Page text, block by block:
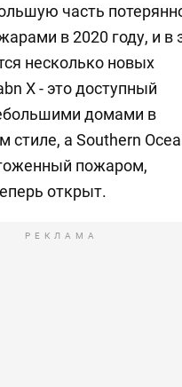
часть
в 2020 году, и в
несколько новых
X - это доступный
домами в
стиле, а Southern
пожаром,
открыт.
РЕКЛАМА